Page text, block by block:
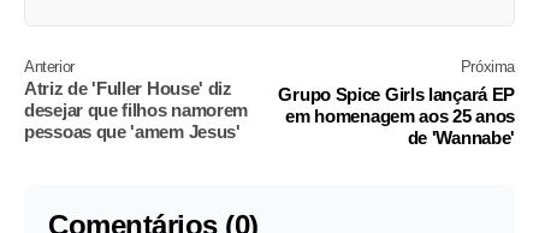
Anterior
Atriz de 'Fuller House' diz
desejar que filhos namorem
pessoas que 'amem Jesus'
Próxima
Grupo Spice Girls lançará EP
em homenagem aos 25 anos
de 'Wannabe'
Comentários (0)